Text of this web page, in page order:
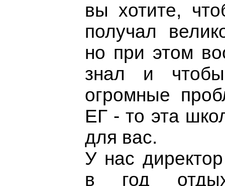
вы хотите,
получал
но при этом
знал и
огромные
ЕГ - то эта
для вас.
У нас
в год